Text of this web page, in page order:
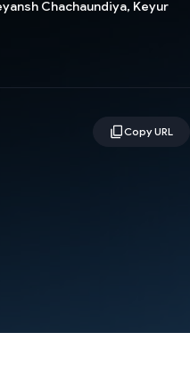
Chachaundiya, Keyur